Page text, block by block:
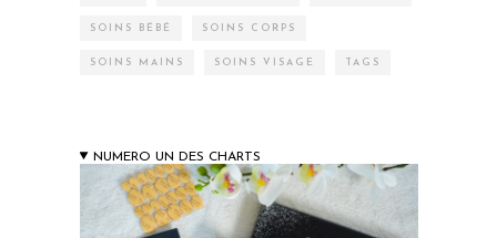
SOINS BÉBÉ SOINS CORPS
SOINS MAINS SOINS VISAGE TAGS
NUMERO UN DES CHARTS